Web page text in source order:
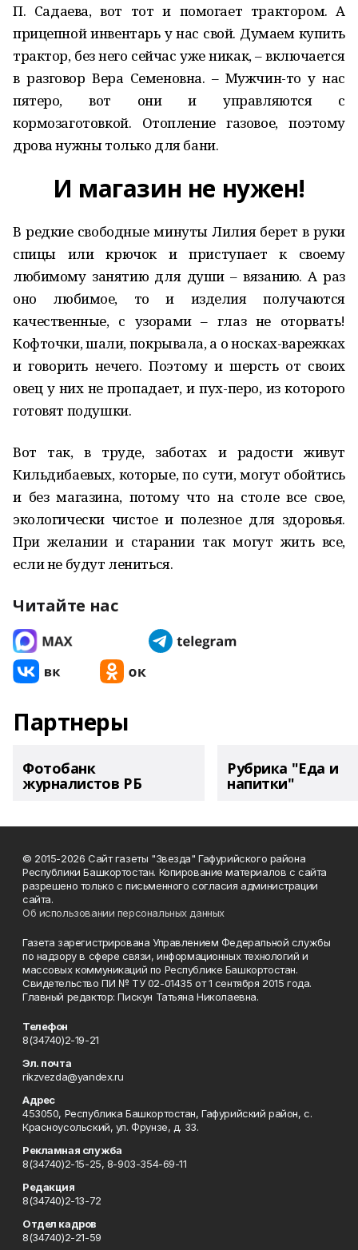
П. Садаева, вот тот и помогает трактором. А
прицепной инвентарь у нас свой. Думаем купить
трактор, без него сейчас уже никак, – включается
в разговор Вера Семеновна. – Мужчин-то у нас
пятеро, вот они и управляются с
кормозаготовкой. Отопление газовое, поэтому
дрова нужны только для бани.
И магазин не нужен!
В редкие свободные минуты Лилия берет в руки
спицы или крючок и приступает к своему
любимому занятию для души – вязанию. А раз
оно любимое, то и изделия получаются
качественные, с узорами – глаз не оторвать!
Кофточки, шали, покрывала, а о носках-варежках
и говорить нечего. Поэтому и шерсть от своих
овец у них не пропадает, и пух-перо, из которого
готовят подушки.
Вот так, в труде, заботах и радости живут
Кильдибаевых, которые, по сути, могут обойтись
и без магазина, потому что на столе все свое,
экологически чистое и полезное для здоровья.
При желании и старании так могут жить все,
если не будут лениться.
Читайте нас
Партнеры
Фотобанк
журналистов РБ
Рубрика "Еда и
напитки"
© 2015-2026 Сайт газеты "Звезда" Гафурийского района
Республики Башкортостан. Копирование материалов с сайта
разрешено только с письменного согласия администрации
сайта.
Об использовании персональных данных
Газета зарегистрирована Управлением Федеральной службы
по надзору в сфере связи, информационных технологий и
массовых коммуникаций по Республике Башкортостан.
Свидетельство ПИ № ТУ 02-01435 от 1 сентября 2015 года.
Главный редактор: Пискун Татьяна Николаевна.
Телефон
8(34740)2-19-21
Эл. почта
rikzvezda@yandex.ru
Адрес
453050, Республика Башкортостан, Гафурийский район, с.
Красноусольский, ул. Фрунзе, д. 33.
Рекламная служба
8(34740)2-15-25, 8-903-354-69-11
Редакция
8(34740)2-13-72
Отдел кадров
8(34740)2-21-59